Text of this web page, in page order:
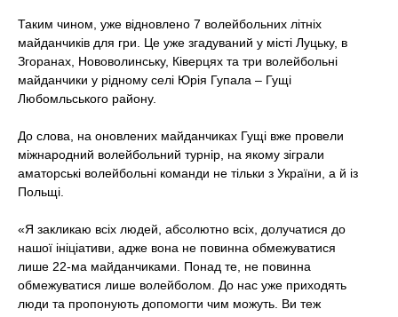
Таким чином, уже відновлено 7 волейбольних літніх
майданчиків для гри. Це уже згадуваний у місті Луцьку, в
Згоранах, Нововолинську, Ківерцях та три волейбольні
майданчики у рідному селі Юрія Гупала – Гущі
Любомльського району.
До слова, на оновлених майданчиках Гущі вже провели
міжнародний волейбольний турнір, на якому зіграли
аматорські волейбольні команди не тільки з України, а й із
Польщі.
«Я закликаю всіх людей, абсолютно всіх, долучатися до
нашої ініціативи, адже вона не повинна обмежуватися
лише 22-ма майданчиками. Понад те, не повинна
обмежуватися лише волейболом. До нас уже приходять
люди та пропонують допомогти чим можуть. Ви теж